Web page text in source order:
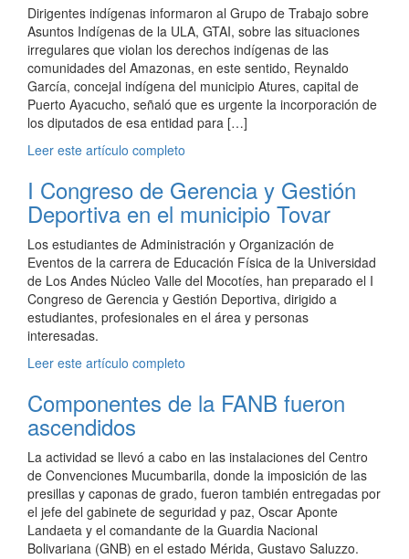
Dirigentes indígenas informaron al Grupo de Trabajo sobre
Asuntos Indígenas de la ULA, GTAI, sobre las situaciones
irregulares que violan los derechos indígenas de las
comunidades del Amazonas, en este sentido, Reynaldo
García, concejal indígena del municipio Atures, capital de
Puerto Ayacucho, señaló que es urgente la incorporación de
los diputados de esa entidad para […]
Leer este artículo completo
I Congreso de Gerencia y Gestión
Deportiva en el municipio Tovar
Los estudiantes de Administración y Organización de
Eventos de la carrera de Educación Física de la Universidad
de Los Andes Núcleo Valle del Mocotíes, han preparado el I
Congreso de Gerencia y Gestión Deportiva, dirigido a
estudiantes, profesionales en el área y personas
interesadas.
Leer este artículo completo
Componentes de la FANB fueron
ascendidos
La actividad se llevó a cabo en las instalaciones del Centro
de Convenciones Mucumbarila, donde la imposición de las
presillas y caponas de grado, fueron también entregadas por
el jefe del gabinete de seguridad y paz, Oscar Aponte
Landaeta y el comandante de la Guardia Nacional
Bolivariana (GNB) en el estado Mérida, Gustavo Saluzzo.